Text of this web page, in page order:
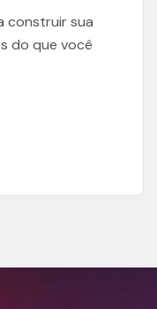
construir sua
do que você